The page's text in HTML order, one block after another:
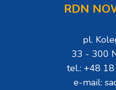
RDN
pl.
33 - 300
tel.: +48
e-mail: